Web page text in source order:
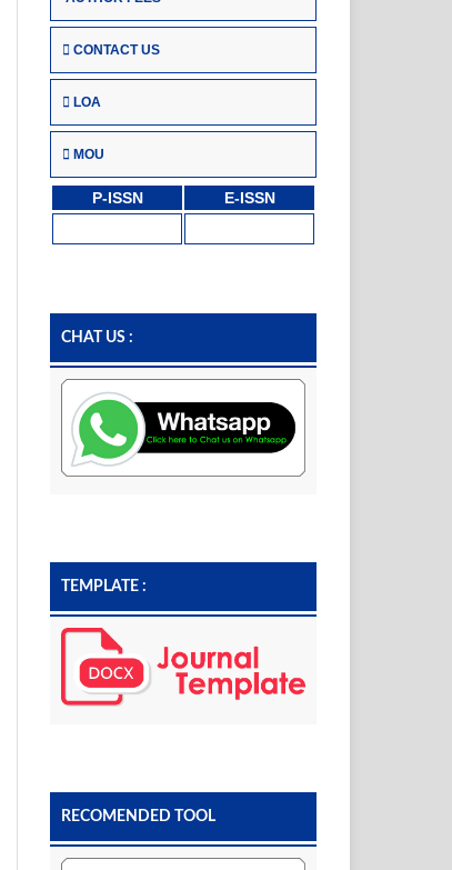
CONTACT US
LOA
MOU
P-ISSN E-ISSN
CHAT US :
TEMPLATE :
RECOMENDED TOOL